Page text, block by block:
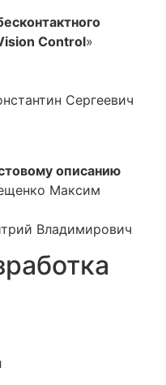
Control»
Сергеевич
описанию
Максим
Владимирович